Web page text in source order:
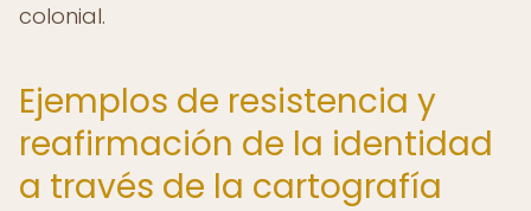
colonial.
Ejemplos de resistencia y
reafirmación de la identidad
a través de la cartografía